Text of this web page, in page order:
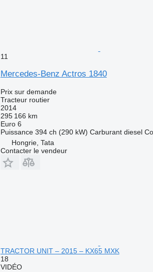
11
Mercedes-Benz Actros 1840
Prix sur demande
Tracteur routier
2014
295 166 km
Euro 6
Puissance 394 ch (290 kW) Carburant diesel
Hongrie, Tata
Contacter le vendeur
TRACTOR UNIT – 2015 – KX65 MXK
18
VIDÉO